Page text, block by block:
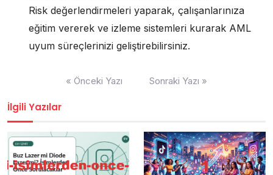
Risk değerlendirmeleri yaparak, çalışanlarınıza
eğitim vererek ve izleme sistemleri kurarak AML
uyum süreçlerinizi geliştirebilirsiniz.
« Önceki Yazı Sonraki Yazı »
İlgili Yazılar